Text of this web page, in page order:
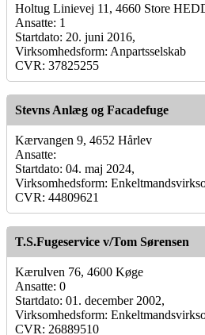
Holtug Linievej 11, 4660 Store
Ansatte: 1
Startdato: 20. juni 2016,
Virksomhedsform: Anpartsselskab
CVR: 37825255
Stevns Anlæg og Facadefuge
Kærvangen 9, 4652 Hårlev
Ansatte:
Startdato: 04. maj 2024,
Virksomhedsform:
CVR: 44809621
T.S.Fugeservice v/Tom Sørensen
Kærulven 76, 4600 Køge
Ansatte: 0
Startdato: 01. december 2002,
Virksomhedsform:
CVR: 26889510